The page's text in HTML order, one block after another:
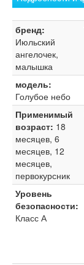
бренд:
Июльский
ангелочек,
малышка
модель:
Голубое небо
Применимый
возраст: 18
месяцев, 6
месяцев, 12
месяцев,
первокурсник
Уровень
безопасности:
Класс А